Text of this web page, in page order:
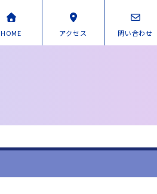
HOME アクセス 問い合わせ